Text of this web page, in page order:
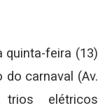
quinta-feira (13)
carnaval (Av.
elétricos